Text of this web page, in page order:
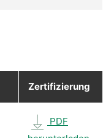
Zertifizierung
PDF